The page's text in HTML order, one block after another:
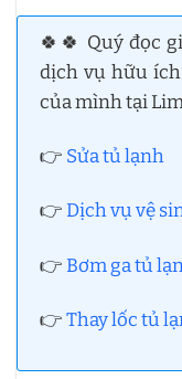
🍀🍀 Quý đọc
dịch vụ hữu
của mình tại
👉 Sửa tủ lạnh
👉Dịch vụ vệ
👉Bơm ga tủ
👉Thay lốc tủ